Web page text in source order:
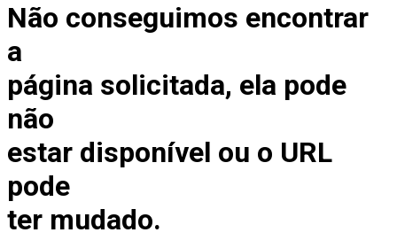
Não conseguimos encontrar
a
página solicitada, ela pode
não
estar disponível ou o URL
pode
ter mudado.